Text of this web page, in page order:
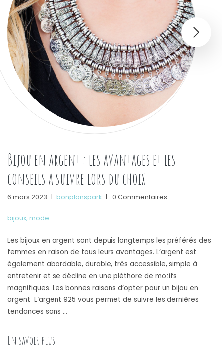
Bijou en argent : les avantages et les
conseils a suivre lors du choix
6 mars 2023 | bonplanspark | 0 Commentaires
bijoux, mode
Les bijoux en argent sont depuis longtemps les préférés des
femmes en raison de tous leurs avantages. L’argent est
également abordable, durable, très accessible, simple à
entretenir et se décline en une pléthore de motifs
magnifiques. Les bonnes raisons d’opter pour un bijou en
argent L’argent 925 vous permet de suivre les dernières
tendances sans …
En savoir plus